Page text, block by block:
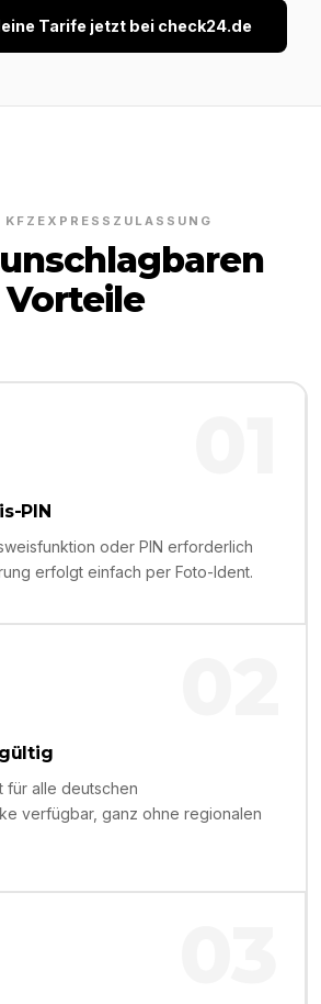
Tarife jetzt bei check24.de
KFZEXPRESSZULASSUNG
Vorteile
PIN
oder PIN erforderlich
erfolgt einfach per Foto-Ident.
für alle deutschen
verfügbar, ganz ohne regionalen